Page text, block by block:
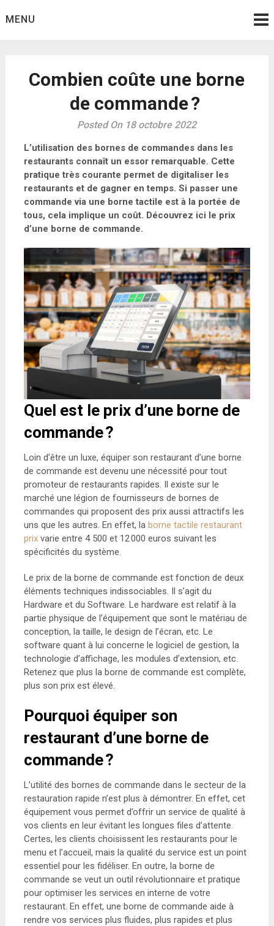
toMENU
Combien coûte une borne
de commande ?
Posted On 18 octobre 2022
L’utilisation des bornes de commandes dans les
restaurants connaît un essor remarquable. Cette
pratique très courante permet de digitaliser les
restaurants et de gagner en temps. Si passer une
commande via une borne tactile est à la portée de
tous, cela implique un coût. Découvrez ici le prix
d’une borne de commande.
Quel est le prix d’une borne de
commande ?
Loin d’être un luxe, équiper son restaurant d’une borne
de commande est devenu une nécessité pour tout
promoteur de restaurants rapides. Il existe sur le
marché une légion de fournisseurs de bornes de
commandes qui proposent des prix aussi attractifs les
uns que les autres. En effet, la borne tactile restaurant
prixvarie entre 4 500 et 12 000 euros suivant les
spécificités du système.
Le prix de la borne de commande est fonction de deux
éléments techniques indissociables. Il s’agit du
Hardware et du Software. Le hardware est relatif à la
partie physique de l’équipement que sont le matériau de
conception, la taille, le design de l’écran, etc. Le
software quant à lui concerne le logiciel de gestion, la
technologie d’affichage, les modules d’extension, etc.
Retenez que plus la borne de commande est complète,
plus son prix est élevé.
Pourquoi équiper son
restaurant d’une borne de
commande ?
L’utilité des bornes de commande dans le secteur de la
restauration rapide n’est plus à démontrer. En effet, cet
équipement vous permet d’offrir un service de qualité à
vos clients en leur évitant les longues files d’attente.
Certes, les clients choisissent les restaurants pour le
menu et l’accueil, mais la qualité du service est un point
essentiel pour les fidéliser. En outre, la borne de
commande se veut un outil révolutionnaire et pratique
pour optimiser les services en interne de votre
restaurant. En effet, une borne de commande aide à
rendre vos services plus fluides, plus rapides et plus